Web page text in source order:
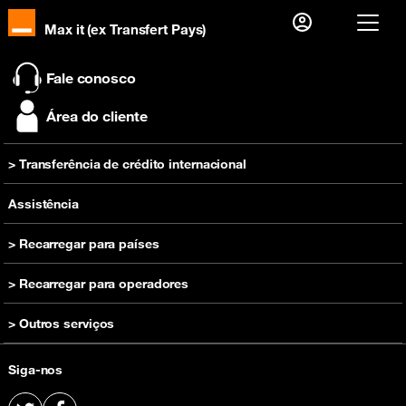
Max it (ex Transfert Pays)
Já sou cliente, então
Primeira visita?
Crie sua conta
Siga-nos
> Transferência de crédito internacional
Recarregar
Assistência
> Recarregar para países
Recarregar Camarões
Recarregar RDC
Recarregar Costa do Marfim
Recarregar Madagascar
> Recarregar para operadores
Recarregar Orange Camarões
Recarregar Orange RDC
Recharge Orange Guiné
Recarregar Orange Costa do Marfim
> Outros serviços
Oferta pré-paga
Fale conosco
Área do cliente